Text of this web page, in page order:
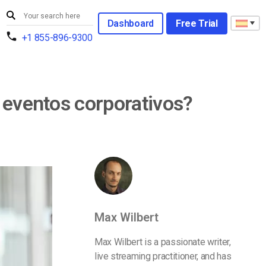
+1 855-896-9300
Dashboard Free Trial
corporativos?
Max Wilbert
Max Wilbert is a passionate writer,
live streaming practitioner, and has